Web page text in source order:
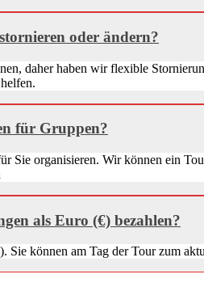
oder ändern?
daher haben wir flexible
für Gruppen?
Sie organisieren. Wir können ein
als Euro (€) bezahlen?
Sie können am Tag der Tour zum